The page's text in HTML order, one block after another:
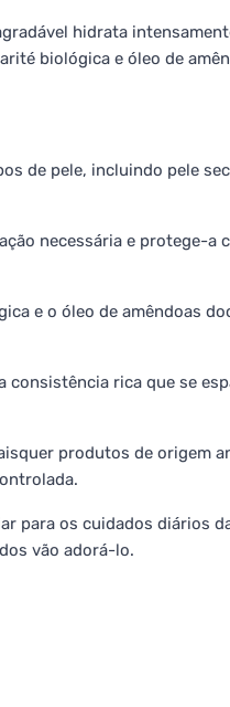
hidrata
biológica e óleo de
de pele, incluindo pele
necessária e protege-a
e o óleo de amêndoas
consistência rica que se
produtos de origem
para os cuidados diários
vão adorá-lo.